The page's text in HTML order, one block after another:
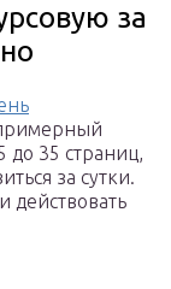
за
примерный
до 35 страниц,
за сутки.
действовать